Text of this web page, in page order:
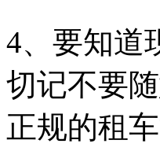
4、要知道
切记不要
正规的租